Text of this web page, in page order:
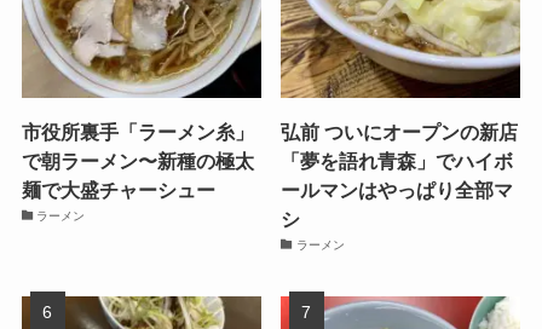
市役所裏手「ラーメン糸」
で朝ラーメン〜新種の極太
麺で大盛チャーシュー
ラーメン
弘前 ついにオープンの新店
「夢を語れ青森」でハイボ
ールマンはやっぱり全部マ
シ
ラーメン